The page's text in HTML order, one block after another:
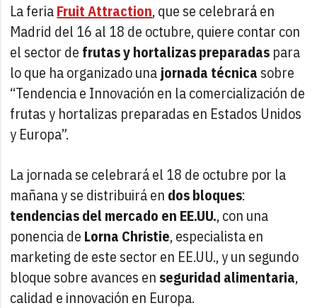
La feriaFruit Attraction, que se celebrará en
Madrid del 16 al 18 de octubre, quiere contar con
el sector de frutas y hortalizas preparadas para
lo que ha organizado una jornada técnica sobre
“Tendencia e Innovación en la comercialización de
frutas y hortalizas preparadas en Estados Unidos
y Europa”.
La jornada se celebrará el 18 de octubre por la
mañana y se distribuirá en dos bloques:
tendencias del mercado en EE.UU., con una
ponencia de Lorna Christie, especialista en
marketing de este sector en EE.UU., y un segundo
bloque sobre avances en seguridad alimentaria,
calidad e innovación en Europa.